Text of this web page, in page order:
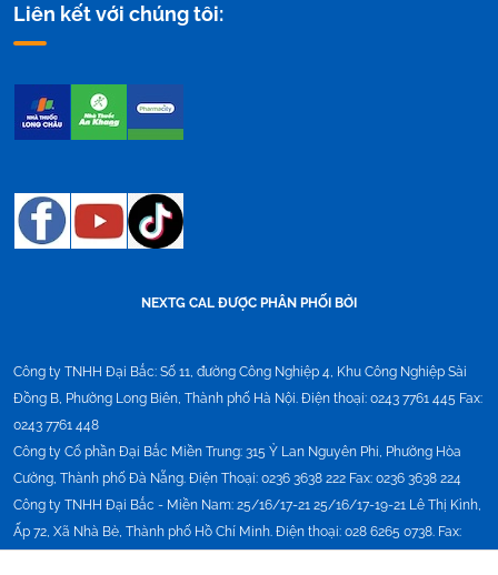
Liên kết với chúng tôi:
NEXTG CAL ĐƯỢC PHÂN PHỐI BỞI
Công ty TNHH Đại Bắc: Số 11, đường Công Nghiệp 4, Khu Công Nghiệp Sài
Đồng B, Phường Long Biên, Thành phố Hà Nội. Điện thoại: 0243 7761 445 Fax:
0243 7761 448
Công ty Cổ phần Đại Bắc Miền Trung: 315 Ỷ Lan Nguyên Phi, Phường Hòa
Cường, Thành phố Đà Nẵng. Điện Thoại: 0236 3638 222 Fax: 0236 3638 224
Công ty TNHH Đại Bắc - Miền Nam: 25/16/17-21 25/16/17-19-21 Lê Thị Kỉnh,
Ấp 72, Xã Nhà Bè, Thành phố Hồ Chí Minh. Điện thoại: 028 6265 0738. Fax: